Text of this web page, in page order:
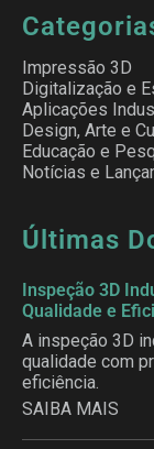
Impressão 3D
Digitalização e
Aplicações
Design, Arte e
Educação e
Notícias e
Últimas
Inspeção 3D
Qualidade e
A inspeção 3D
qualidade com
eficiência.
SAIBA MAIS